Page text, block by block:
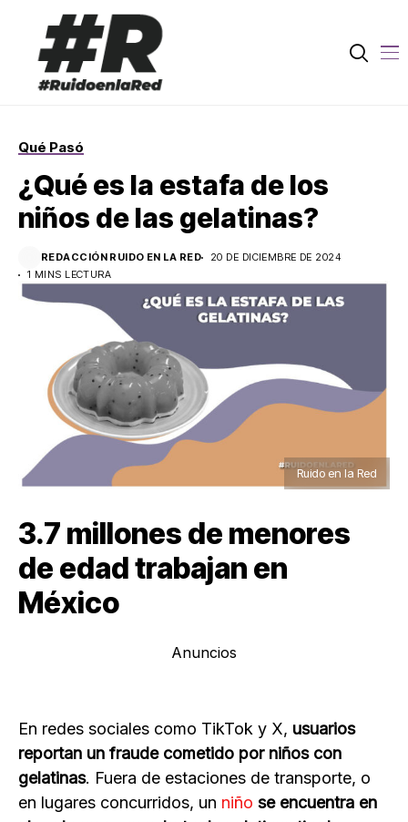
Qué Pasó
¿Qué es la estafa de los
niños de las gelatinas?
REDACCIÓN RUIDO EN LA RED
20 DE DICIEMBRE DE 2024
1 MINS LECTURA
Ruido en la Red
3.7 millones de menores
de edad trabajan en
México
Anuncios
En redes sociales como TikTok y X, usuarios
reportan un fraude cometido por niños con
gelatinas. Fuera de estaciones de transporte, o
en lugares concurridos, un niño se encuentra en